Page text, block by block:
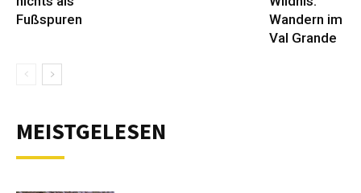
Fußspuren
Wandern im
Val Grande
MEISTGELESEN